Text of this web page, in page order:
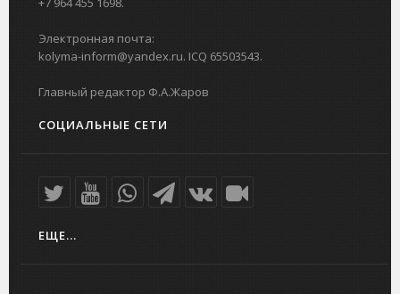
Электронная почта:
kolyma-inform@yandex.ru. ICQ 65503543.
Главный редактор Ф.А.Жаров
СОЦИАЛЬНЫЕ СЕТИ
ЕЩЕ...